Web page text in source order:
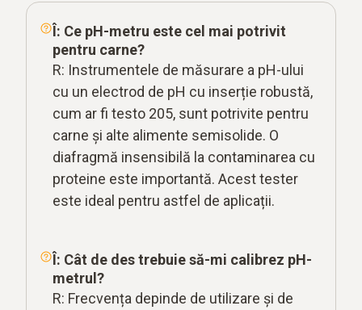
Î: Ce pH-metru este cel mai potrivit
pentru carne?
R: Instrumentele de măsurare a pH-ului
cu un electrod de pH cu inserție robustă,
cum ar fi testo 205, sunt potrivite pentru
carne și alte alimente semisolide. O
diafragmă insensibilă la contaminarea cu
proteine este importantă. Acest tester
este ideal pentru astfel de aplicații.
Î: Cât de des trebuie să-mi calibrez pH-
metrul?
R: Frecvența depinde de utilizare și de